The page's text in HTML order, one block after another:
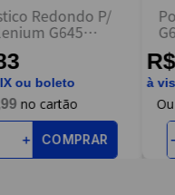
Redondo P/
G645
- Galvanotek
ou boleto
99
＋ COMPRAR
à